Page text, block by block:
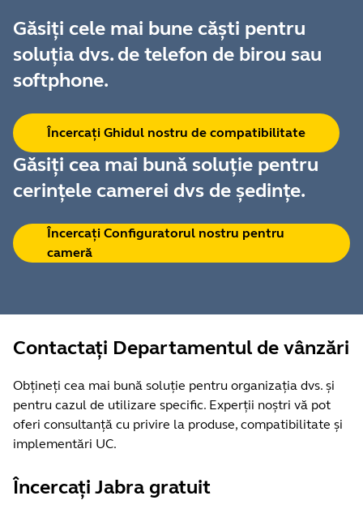
Găsiți cele mai bune căști pentru
soluția dvs. de telefon de birou sau
softphone.
Încercați Ghidul nostru de compatibilitate
Găsiți cea mai bună soluție pentru
cerințele camerei dvs de ședințe.
Încercați Configuratorul nostru pentru
cameră
Contactați Departamentul de vânzări
Obțineți cea mai bună soluție pentru organizația dvs. și
pentru cazul de utilizare specific. Experții noștri vă pot
oferi consultanță cu privire la produse, compatibilitate și
implementări UC.
Încercați Jabra gratuit